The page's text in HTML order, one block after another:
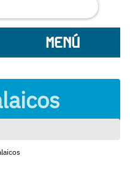
MENÚ